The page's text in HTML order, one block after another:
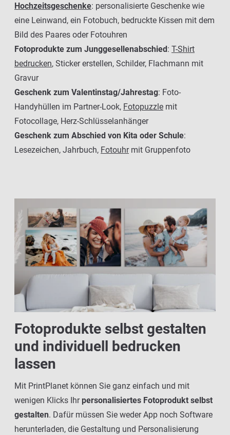
Hochzeitsgeschenke: personalisierte Geschenke wie
eine Leinwand, ein Fotobuch, bedruckte Kissen mit dem
Bild des Paares oder Fotouhren
Fotoprodukte zum Junggesellenabschied: T-Shirt
bedrucken, Sticker erstellen, Schilder, Flachmann mit
Gravur
Geschenk zum Valentinstag/Jahrestag: Foto-
Handyhüllen im Partner-Look, Fotopuzzle mit
Fotocollage, Herz-Schlüsselanhänger
Geschenk zum Abschied von Kita oder Schule:
Lesezeichen, Jahrbuch, Fotouhrmit Gruppenfoto
Fotoprodukte selbst gestalten
und individuell bedrucken
lassen
Mit PrintPlanet können Sie ganz einfach und mit
wenigen Klicks Ihr personalisiertes Fotoprodukt selbst
gestalten. Dafür müssen Sie weder App noch Software
herunterladen, die Gestaltung und Personalisierung